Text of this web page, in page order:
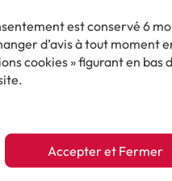
Cofidis sur les
est conservé 6
d’avis à tout moment
cookies » figurant en bas
Accepter et Fermer